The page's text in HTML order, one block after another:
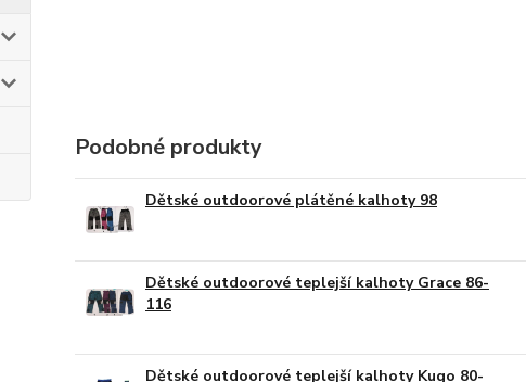
Podobné produkty
Dětské outdoorové plátěné kalhoty 98
Dětské outdoorové teplejší kalhoty Grace 86-
116
Dětské outdoorové teplejší kalhoty Kugo 80-